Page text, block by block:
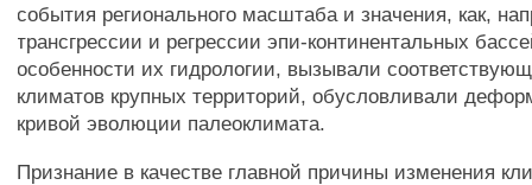
события регионального масштаба и значения, как,
трансгрессии и регрессии эпи-континентальных
особенности их гидрологии, вызывали
климатов крупных территорий, обусловливали
кривой эволюции палеоклимата.
Признание в качестве главной причины изменения